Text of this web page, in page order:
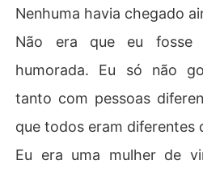
Nenhuma havia chegado
Não era que eu fosse
humorada. Eu só não
tanto com pessoas
que todos eram diferentes
Eu era uma mulher de